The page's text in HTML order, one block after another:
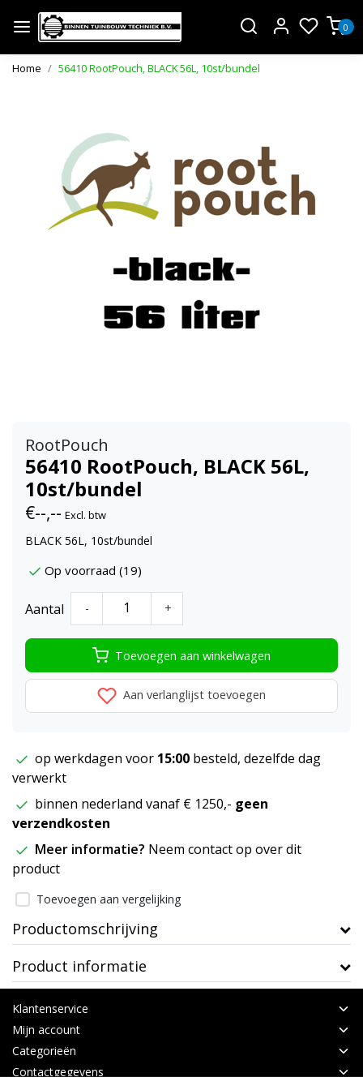
0
Home 56410 RootPouch, BLACK 56L, 10st/bundel
RootPouch
56410 RootPouch, BLACK 56L,
10st/bundel
€--,-- Excl. btw
BLACK 56L, 10st/bundel
Op voorraad (19)
Aantal - +
Toevoegen aan winkelwagen
Aan verlanglijst toevoegen
op werkdagen voor 15:00 besteld, dezelfde dag
verwerkt
binnen nederland vanaf € 1250,- geen
verzendkosten
Meer informatie? Neem contact op over dit
product
Toevoegen aan vergelijking
Productomschrijving
Product informatie
Klantenservice
Mijn account
Categorieën
Contactgegevens